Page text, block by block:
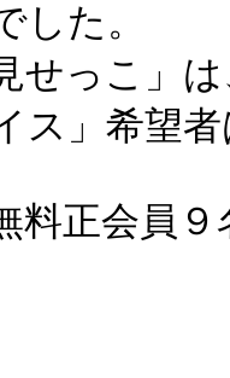
した。
せっこ」
ス」希望
料正会員